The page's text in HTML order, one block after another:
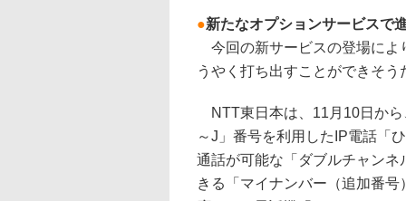
●新たなオプションサービスで
今回の新サービスの登場によ
うやく打ち出すことができそう
NTT東日本は、11月10日から
～J」番号を利用したIP電話「
通話が可能な「ダブルチャン
きる「マイナンバー（追加番